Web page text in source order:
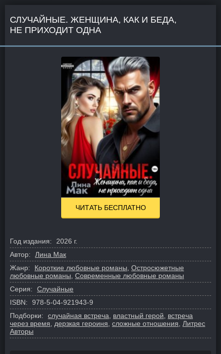
СЛУЧАЙНЫЕ. ЖЕНЩИНА, КАК И БЕДА,
НЕ ПРИХОДИТ ОДНА
ЧИТАТЬ БЕСПЛАТНО
Год издания:
2026 г.
Автор:
Лина Мак
Жанр:
Короткие любовные романы Остросюжетные
любовные романы Современные любовные романы
Серия:
Случайные
ISBN:
978-5-04-921943-9
Подборки:
случайная встреча властный герой
встреча
через время
дерзкая героиня сложные отношения
Литрес
Авторы